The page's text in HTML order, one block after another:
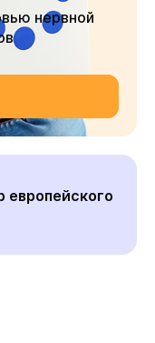
нервной
европейского